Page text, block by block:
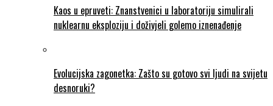
Kaos u epruveti: Znanstvenici u laboratoriju simulirali
nuklearnu eksploziju i doživjeli golemo iznenađenje
Evolucijska zagonetka: Zašto su gotovo svi ljudi na svijetu
desnoruki?